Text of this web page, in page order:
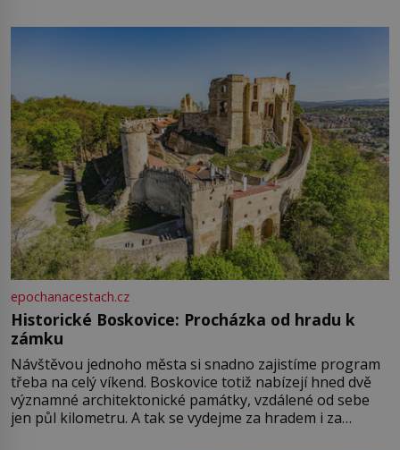
epochanacestach.cz
Historické Boskovice: Procházka od hradu k
zámku
Návštěvou jednoho města si snadno zajistíme program
třeba na celý víkend. Boskovice totiž nabízejí hned dvě
významné architektonické památky, vzdálené od sebe
jen půl kilometru. A tak se vydejme za hradem i za